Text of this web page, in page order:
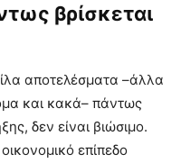
βρίσκεται
αποτελέσματα –άλλα
και κακά– πάντως
δεν είναι βιώσιμο.
οικονομικό επίπεδο